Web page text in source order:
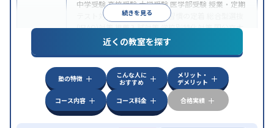
続きを見る
中学受験高校受験大学受験 医学部受験 授業・定期
テスト対策
内申点対策 学習習慣の定着
(旧AO)対策推薦入試対策学校別特化対策国公立大
私大対策共通テスト対策
英語・英会話特化
特徴
中高一貫校生に対応授業の振替可能 不登校生に対
オンライン対応 1科目から受講可能季節講習の
みの受講可
自習室あり
近くの教室を探す
塾の特徴
こんな人に
おすすめ
メリット・
デメリット
コース内容
コース料金 合格実績